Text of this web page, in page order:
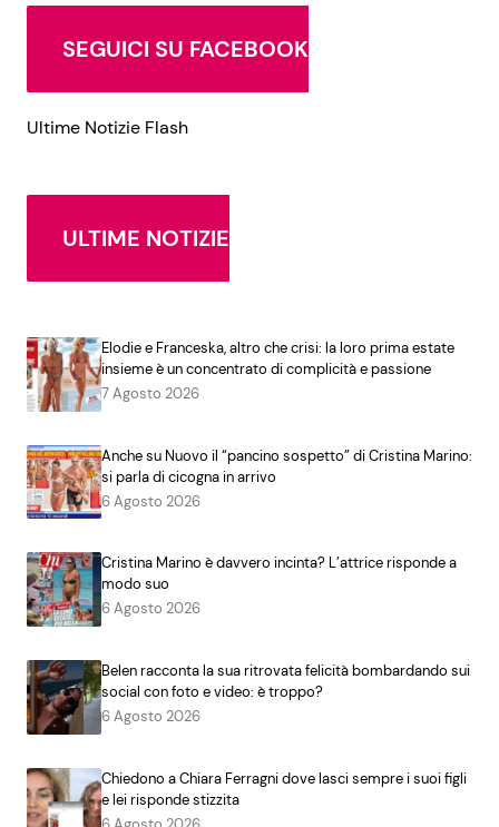
SEGUICI SU FACEBOOK
Ultime Notizie Flash
ULTIME NOTIZIE
Elodie e Franceska, altro che crisi: la loro prima estate
insieme è un concentrato di complicità e passione
7 Agosto 2026
Anche su Nuovo il “pancino sospetto” di Cristina Marino:
si parla di cicogna in arrivo
6 Agosto 2026
Cristina Marino è davvero incinta? L’attrice risponde a
modo suo
6 Agosto 2026
Belen racconta la sua ritrovata felicità bombardando sui
social con foto e video: è troppo?
6 Agosto 2026
Chiedono a Chiara Ferragni dove lasci sempre i suoi figli
e lei risponde stizzita